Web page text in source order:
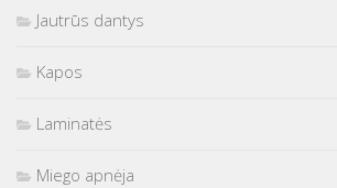
Jautrūs dantys
Kapos
Laminatės
Miego apnėja